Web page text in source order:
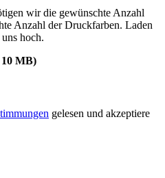
wir die gewünschte Anzahl
Anzahl der Druckfarben. Laden
hoch.
MB)
gelesen und akzeptiere